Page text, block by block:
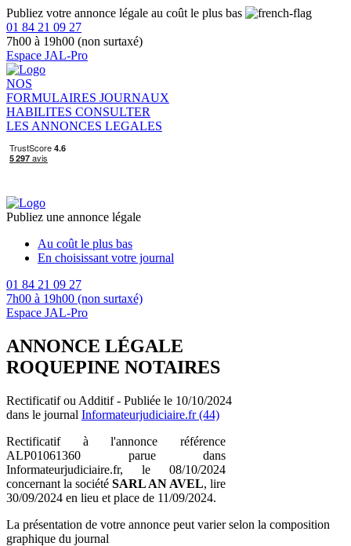
Publiez votre annonce légale au coût le plus bas
01 84 21 09 27
7h00 à 19h00 (non surtaxé)
Espace JAL-Pro
NOS
FORMULAIRES JOURNAUX
HABILITES CONSULTER
LES ANNONCES LEGALES
Publiez une annonce légale
Au coût le plus bas
En choisissant votre journal
01 84 21 09 27
7h00 à 19h00 (non surtaxé)
Espace JAL-Pro
ANNONCE LÉGALE
ROQUEPINE NOTAIRES
Rectificatif ou Additif - Publiée le 10/10/2024
dans le journal Informateurjudiciaire.fr (44)
Rectificatif à l'annonce référence
ALP01061360 parue dans
Informateurjudiciaire.fr, le 08/10/2024
concernant la société SARL AN AVEL, lire
30/09/2024 en lieu et place de 11/09/2024.
La présentation de votre annonce peut varier selon la composition
graphique du journal